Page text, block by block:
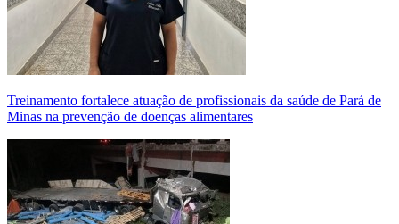
Treinamento fortalece atuação de profissionais da saúde de Pará de
Minas na prevenção de doenças alimentares